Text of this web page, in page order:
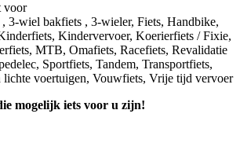
voor
3-wiel bakfiets , 3-wieler, Fiets, Handbike,
Kindervervoer, Koerierfiets / Fixie,
MTB, Omafiets, Racefiets, Revalidatie
Sportfiets, Tandem, Transportfiets,
lichte voertuigen, Vouwfiets, Vrije tijd vervoer
mogelijk iets voor u zijn!